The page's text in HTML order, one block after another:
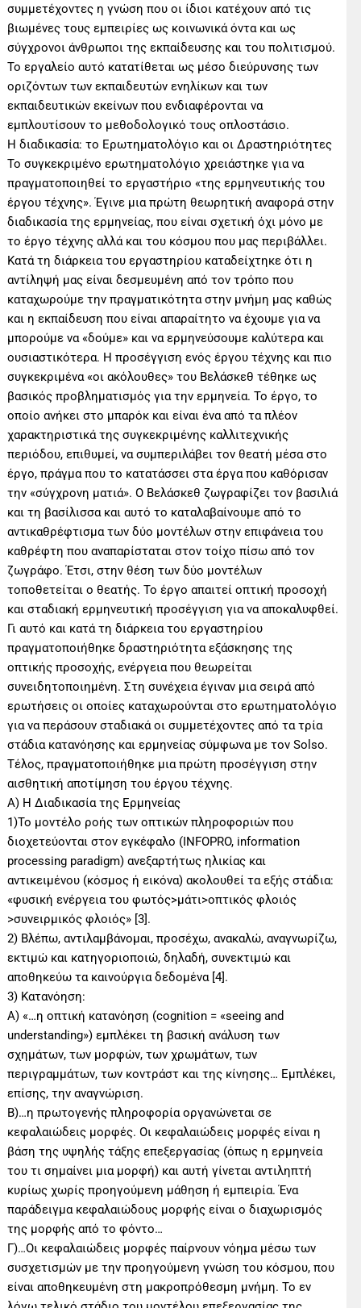
συμμετέχοντες η γνώση που οι ίδιοι κατέχουν από τις
βιωμένες τους εμπειρίες ως κοινωνικά όντα και ως
σύγχρονοι άνθρωποι της εκπαίδευσης και του πολιτισμού.
Το εργαλείο αυτό κατατίθεται ως μέσο διεύρυνσης των
οριζόντων των εκπαιδευτών ενηλίκων και των
εκπαιδευτικών εκείνων που ενδιαφέρονται να
εμπλουτίσουν το μεθοδολογικό τους οπλοστάσιο.
Η διαδικασία: το Ερωτηματολόγιο και οι Δραστηριότητες
Το συγκεκριμένο ερωτηματολόγιο χρειάστηκε για να
πραγματοποιηθεί το εργαστήριο «της ερμηνευτικής του
έργου τέχνης». Έγινε μια πρώτη θεωρητική αναφορά στην
διαδικασία της ερμηνείας, που είναι σχετική όχι μόνο με
το έργο τέχνης αλλά και του κόσμου που μας περιβάλλει.
Κατά τη διάρκεια του εργαστηρίου καταδείχτηκε ότι η
αντίληψή μας είναι δεσμευμένη από τον τρόπο που
καταχωρούμε την πραγματικότητα στην μνήμη μας καθώς
και η εκπαίδευση που είναι απαραίτητο να έχουμε για να
μπορούμε να «δούμε» και να ερμηνεύσουμε καλύτερα και
ουσιαστικότερα. Η προσέγγιση ενός έργου τέχνης και πιο
συγκεκριμένα «οι ακόλουθες» του Βελάσκεθ τέθηκε ως
βασικός προβληματισμός για την ερμηνεία. Το έργο, το
οποίο ανήκει στο μπαρόκ και είναι ένα από τα πλέον
χαρακτηριστικά της συγκεκριμένης καλλιτεχνικής
περιόδου, επιθυμεί, να συμπεριλάβει τον θεατή μέσα στο
έργο, πράγμα που το κατατάσσει στα έργα που καθόρισαν
την «σύγχρονη ματιά». Ο Βελάσκεθ ζωγραφίζει τον βασιλιά
και τη βασίλισσα και αυτό το καταλαβαίνουμε από το
αντικαθρέφτισμα των δύο μοντέλων στην επιφάνεια του
καθρέφτη που αναπαρίσταται στον τοίχο πίσω από τον
ζωγράφο. Έτσι, στην θέση των δύο μοντέλων
τοποθετείται ο θεατής. Το έργο απαιτεί οπτική προσοχή
και σταδιακή ερμηνευτική προσέγγιση για να αποκαλυφθεί.
Γι αυτό και κατά τη διάρκεια του εργαστηρίου
πραγματοποιήθηκε δραστηριότητα εξάσκησης της
οπτικής προσοχής, ενέργεια που θεωρείται
συνειδητοποιημένη. Στη συνέχεια έγιναν μια σειρά από
ερωτήσεις οι οποίες καταχωρούνται στο ερωτηματολόγιο
για να περάσουν σταδιακά οι συμμετέχοντες από τα τρία
στάδια κατανόησης και ερμηνείας σύμφωνα με τον Solso.
Τέλος, πραγματοποιήθηκε μια πρώτη προσέγγιση στην
αισθητική αποτίμηση του έργου τέχνης.
Α) Η Διαδικασία της Ερμηνείας
1)Το μοντέλο ροής των οπτικών πληροφοριών που
διοχετεύονται στον εγκέφαλο (INFOPRO, information
processing paradigm) ανεξαρτήτως ηλικίας και
αντικειμένου (κόσμος ή εικόνα) ακολουθεί τα εξής στάδια:
«φυσική ενέργεια του φωτός>μάτι>οπτικός φλοιός
>συνειρμικός φλοιός» [3].
2) Βλέπω, αντιλαμβάνομαι, προσέχω, ανακαλώ, αναγνωρίζω,
εκτιμώ και κατηγοριοποιώ, δηλαδή, συνεκτιμώ και
αποθηκεύω τα καινούργια δεδομένα [4].
3) Κατανόηση:
Α) «…η οπτική κατανόηση (cognition = «seeing and
understanding») εμπλέκει τη βασική ανάλυση των
σχημάτων, των μορφών, των χρωμάτων, των
περιγραμμάτων, των κοντράστ και της κίνησης… Εμπλέκει,
επίσης, την αναγνώριση.
Β)…η πρωτογενής πληροφορία οργανώνεται σε
κεφαλαιώδεις μορφές. Οι κεφαλαιώδεις μορφές είναι η
βάση της υψηλής τάξης επεξεργασίας (όπως η ερμηνεία
του τι σημαίνει μια μορφή) και αυτή γίνεται αντιληπτή
κυρίως χωρίς προηγούμενη μάθηση ή εμπειρία. Ένα
παράδειγμα κεφαλαιώδους μορφής είναι ο διαχωρισμός
της μορφής από το φόντο…
Γ)…Οι κεφαλαιώδεις μορφές παίρνουν νόημα μέσω των
συσχετισμών με την προηγούμενη γνώση του κόσμου, που
είναι αποθηκευμένη στη μακροπρόθεσμη μνήμη. Το εν